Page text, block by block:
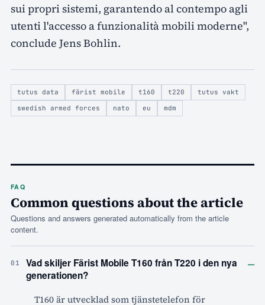
sui propri sistemi, garantendo al contempo agli
utenti l'accesso a funzionalità mobili moderne",
conclude Jens Bohlin.
tutus data färist mobile t160 t220
tutus vakt
swedish armed forces
nato eu mdm
FAQ
Common questions about the article
Questions and answers generated automatically from the article
content.
01
Vad skiljer Färist Mobile T160 från T220 i den nya
generationen?
–
T160 är utvecklad som tjänstetelefon för